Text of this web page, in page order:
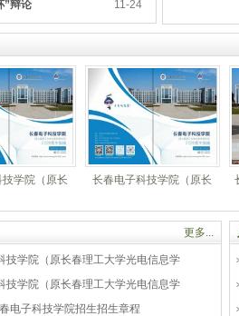
11-24
”辩论
电子科技学院2026年
长春电子科技学院
更多...
技学院（原长春理工大学光电信息学
技学院（原长春理工大学光电信息学
电子科技学院招生招生章程